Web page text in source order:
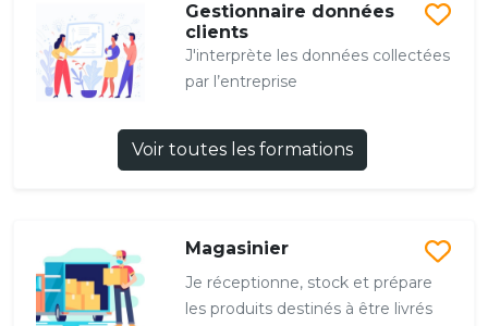
Gestionnaire données
clients
J'interprète les données collectées
par l’entreprise
Voir toutes les formations
Magasinier
Je réceptionne, stock et prépare
les produits destinés à être livrés